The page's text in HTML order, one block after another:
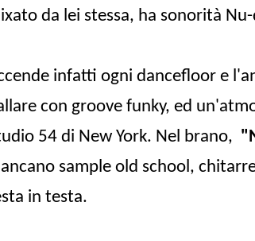
da lei stessa, ha sonorità
infatti ogni dancefloor e
con groove funky, ed
54 di New York. Nel brano,
sample old school,
in testa.